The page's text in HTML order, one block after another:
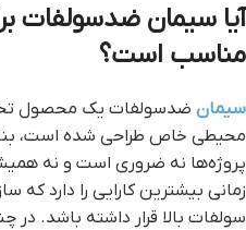
آیا سیمان ضدسولفات
مناسب است؟
سیمان ضدسولفات یک محصول
محیطی خاص طراحی شده است،
پروژه‌ها نه ضروری است و نه
زمانی بیشترین کارایی را دارد
سولفات بالا قرار داشته باشد.